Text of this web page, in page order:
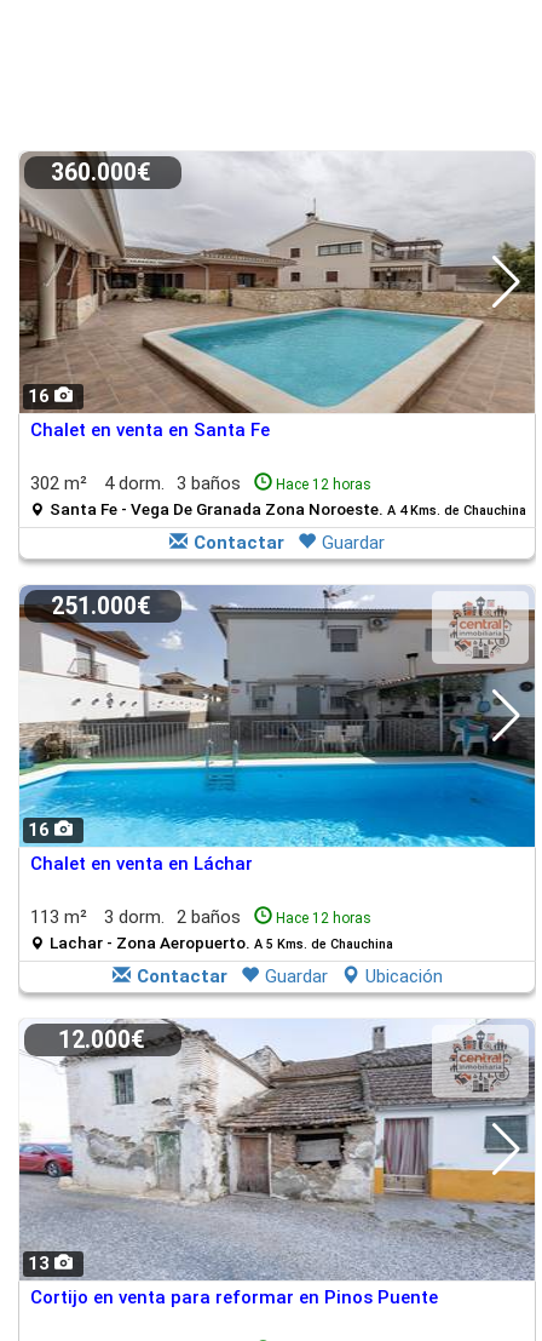
16
360.000€
Chalet en venta en Santa Fe
302 m² 4 dorm. 3 baños Hace 12 horas
Santa Fe - Vega De Granada Zona Noroeste. A 4 Kms. de Chauchina
Contactar Guardar
16
251.000€
Chalet en venta en Láchar
113 m² 3 dorm. 2 baños Hace 12 horas
Lachar - Zona Aeropuerto. A 5 Kms. de Chauchina
Contactar Guardar Ubicación
13
12.000€
Cortijo en venta para reformar en Pinos Puente